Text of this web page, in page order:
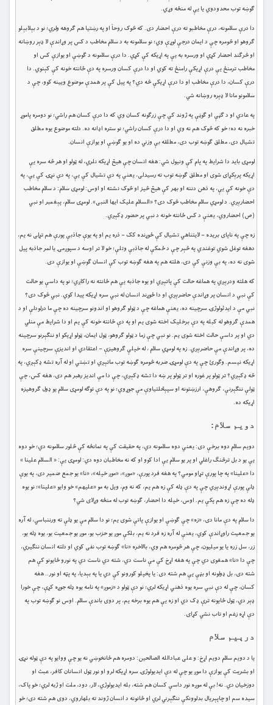
ګوښه توب محدودوي یا يې له منځه وړي.
دا درې سلامونه، درې مخاطبو ته درې احضار دی. که څوک روحاً او په رښتیا هم ګروهه ولري؛ نو د بېلابېلو
ګروهو او څومره چې د ایمان درجې لوړې وي؛ نو سلامونه به د سلام مخاطب د کس پر وړاندې لا ډېر روښانه
او څرګند احضار کړي او ورسره به یې په اړیکه کې کړي. دا درې سلامونه د ګوښې او یوازې کس او
مخاطب ترمنځ یې درې اړیکې رامنځ ته کوي او دا درې کسان ورسره په دې ځانته خونه کې کېنوي. دا
درې کسان، دا درې مخاطب او دا درې اړيکې څه دي؟ په پیل کې پر همدې موضوع ویینه کوو، چې د
سلامونو مانا لا ډېره روښانه شي.
په عادي او د ګڼې او ګوڼې په ژوند کې چې زرګونه کسان وي که دا درې کسان هم راشي؛ نو دومره پاموړ
خبره نه ده؛ خو که څوک هم نه وي او دا درې کسان راشي؛ نو ستره اډانه ده. دلته موضوع یوه مطلق
تشیال دی، مطلق ګوښه توب دی، مطلقه بې وزني ده او یو ګوښې او یوازې انسان.
لومړی باید دا شرایط په پام کې ونیول شي: هغه انسان چې هیڅ اړیکه نلري، له ټولو او هر څه سره يې
اړیکه پرېکړای شوی او مطلق ګوښه توب ته رسیدلی، یعنې په دې تشیال کې یې، په دې نړۍ کې یې، په
دې خونه کې یې، په ذهن دننه او بهر کې هیڅ څيز او څوک نشته او اوس: لومړی سلام: د سلام مخاطب
احضارېږي. د لومړي سلام مخاطب څوک دی؟ «السلام علیک ایها النبی». لومړی سلام، پېغمبر او نبي
(ص) احضاروي، یعنې د کس ځانته خونه د نبي پر حضور ډکېږي.
زه چې په ناپای بریده – لایتناهي تشیال کې ځوړنده کک – ذره یم او په یوې جاذبې پورې هم تړلی نه یم،
دهغه توغل شوي توغندي په څېر چې د ځمکې له جاذبې وتلې؛ خو لا تر اوسه د سپوږمۍ یا لمر جاذبه پیل
شوی نه ده، په بې وزنې کې دی، هلته هم په هغه ګوښه توب کې انسان ګوښې او یوازې دی.
که هلته ودرېږي په هماغه حالت کې پاتېږي او یوه جاذبه يې هم ځانته نه راکاږي؛ نو په داسې یو حالت
کې نبي د انسان پر وړاندې حاضرېږي او دا ځوړند انسان له نبي سره اړیکه پیدا کوي. نبي څوک دی؟
نبي مې د ایدئولوژۍ سرچینه ده، یعنې هماغه چې د ټولو ګروهو او اندونو سرچینه ده چې ما درلودلې او د
همدې ګروهو له کبله په دې برخلیک اخته شوی یم او په دې ځانته خونه کې یم او دا شرایط مې منلي
دي او پر داسې حالت اخته شوی یم. نو نبي چې زما د ټولو ګروهو، ټول ایمان، ټولو اړیکو او ننګېرنو سرچینه
ده، پر وړاندې مې حاضرېږي. زه په لومړي سلام ، له خپلې ګروهیزې – اعتقادي او اندیزې سرچینې سره
اړیکه نیسم. وګورئ چې په دې لومړۍ ضربه څومره ګوښه توب ماتېږي او تښتي او له آره تشه ډکېږي، په
څه ډکېږي؟ تر ټولو پر غوره او تر ټولو پر ښه دا تشه ډکېږي، چې دا مې اندیز رهبر هم دی، هغه کس، چې
ټولې ننګېرنې، ګروهې، ارزښتونه او سپېڅلتیاوې مې جوړوي؛ نو په دې توګه لومړی سلام یو ډول ګروهیزه
اړیکه ده.
دویم سلام:
دویم سلام دوه برخې دی: یعني دوه سلامونه دي، په حقیقت کې په نمانځه کې څلور سلامونه دي؛ خو دوه
يې یو د بل ترڅنګ راغلي او پر یو سلام یې ادا کوو او که نه مخاطبان دوه دي: لومړی یې: « السلام علینا »
دا «علینا» په چا پورې تړاو مومي؟ په هغه فرد پورې، «موږ»، «موږ خپله»، «نا» یو جمع ضمیر دی، په یوې
ډلې پورې اړوندېږي چې په دې ډله کې زه هم یم، که نه وم، ویل به مو «علیهم» خو وايو «علینا»؛ نو یوه
ډله ده چې زه هم پکې یم. اوس، خپله دا احضار، ګوښه توب له منځه وړلای شي؟
دا سلام په دې مانا دی، «زه» چې ګوښې او یوازې پاتې شوی یم؛ نو دا سلام مې یو ډلې ته ورننباسي، له آره
یو جمعیت راوړاندې کوي، یعنې له آره زه فرد نه یم، بلکې موږ یو حزب یو، موږ یو جمعیت یو، یوه ډله یو،
زر، سل زره یا یو میلیون، چې هر څومره هم وي، بالاخره «نا» ګوښه توب نفی کوي او دلته انسان ننګیري،
چې دا «نا» همغوی دي چې په هغه اړخ کې مې ناست دي، شته دي ناست دي په نورو ځایونو کې هم
شته دی، بل ډولونه او بڼې یې هم شته دی: یا پخپلو کورونو کې دي یا په بېدیا، په پټه او نور.. هغه
کسان، چې له دې نبي سره یوه ذهني اړیکه لري؛ نو دې ټولو د «زموږ» په نامه یوه ډله جوړه کړې، چې خورا
ډېر دي، ټول ځایونه ترې ډک دي او زه يې هم یوه برخه یم، پر دوی باندې سلام. اوس نو ګوښه توب په
دې اړه زغم او تاب نشي کړای.
درېیم سلام
یا د دویم سلام دویم اړخ: و علی عبادالله الصالحین: دومره هم ځانخوښي نه یو چې ووایو په دې ټوله نړۍ
او بشریت کې یوازې دا موږ یو چې له دې ایدیولوژۍ سره اړیکه لرو او نور ټول انسانان کافر، عبث او
دوزخیان دي. نه! بې له موږه نور داسې کسان هم شته، بله ایدیولوژي، لار، دود، ملت او ژبه لري؛ خو پاک،
سیده سم او چاپېریال بدلوونکې ننګېرني لري او ځانونه د انسان ژوند ته بلهاروي، دوی هم شته دی؛ خو